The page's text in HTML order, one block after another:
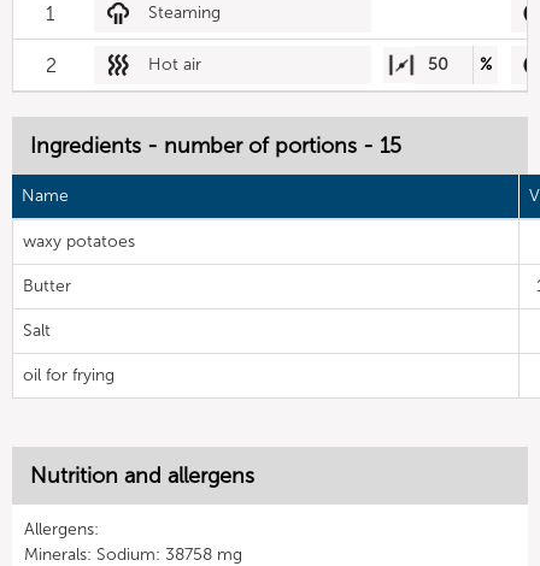
1 Steaming
2 Hot air 50 %
Ingredients - number of portions - 15
Name
waxy potatoes
Butter
Salt
oil for frying
Nutrition and allergens
Allergens:
Minerals: Sodium: 38758 mg